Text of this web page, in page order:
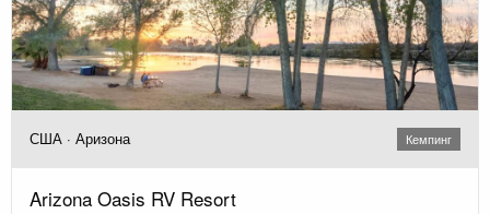
США · Аризона Кемпинг
Arizona Oasis RV Resort